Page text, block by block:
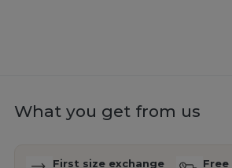
What you get from us
First size exchange